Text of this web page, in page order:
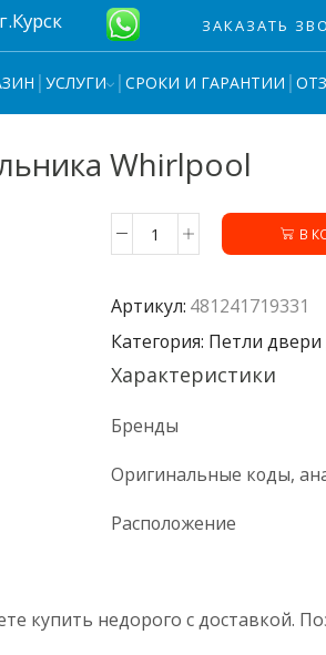
г.Курск ЗАКАЗАТЬ
УСЛУГИ СРОКИ И ГАРАНТИИ
Whirlpool
Количество
двери
481241719331
холодильника
Whirlpool
В
Артикул: 481241719331
Категория: Петли
Характеристики
Бренды
Оригинальные коды,
Расположение
купить недорого с доставкой.